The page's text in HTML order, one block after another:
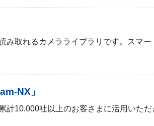
取れるカメラライブラリです。スマ
NX」
計10,000社以上のお客さまに活用いた